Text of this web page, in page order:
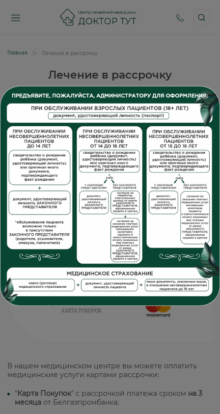
Главная Лечение в рассрочку
Лечение в рассрочку
В нашем медицинском центре вы можете оплатить
медицинские услуги картами рассрочки:
"Карта Покупок" с рассрочкой платежа сроком на 3
месяца от Белгазпромбанка;
X